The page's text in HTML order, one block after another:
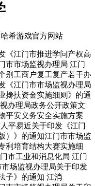
希游戏官方网站
江门市推进学问产权高
市市场监视办理局 江门
别工商户复工复产若干办
《江门市市场监视办理局
搀扶资金实施细则》的通
办理局政务公开政策文
平安义务安全实施方案
平易近关于印发《江门
）》的通知江门市市场监
利培育结构大赛实施细
市工业和消息化局 江门
场监视办理局关于印发
子》的通知 江消